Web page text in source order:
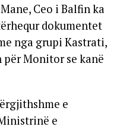
Ceo i Balfin ka
dokumentet
nga grupi Kastrati,
për Monitor se kanë
e
e